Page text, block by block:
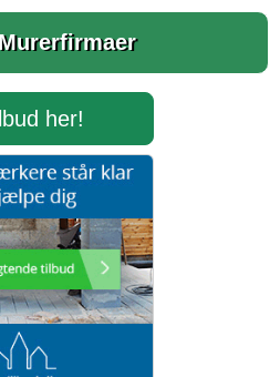
Murerfirmaer
her!